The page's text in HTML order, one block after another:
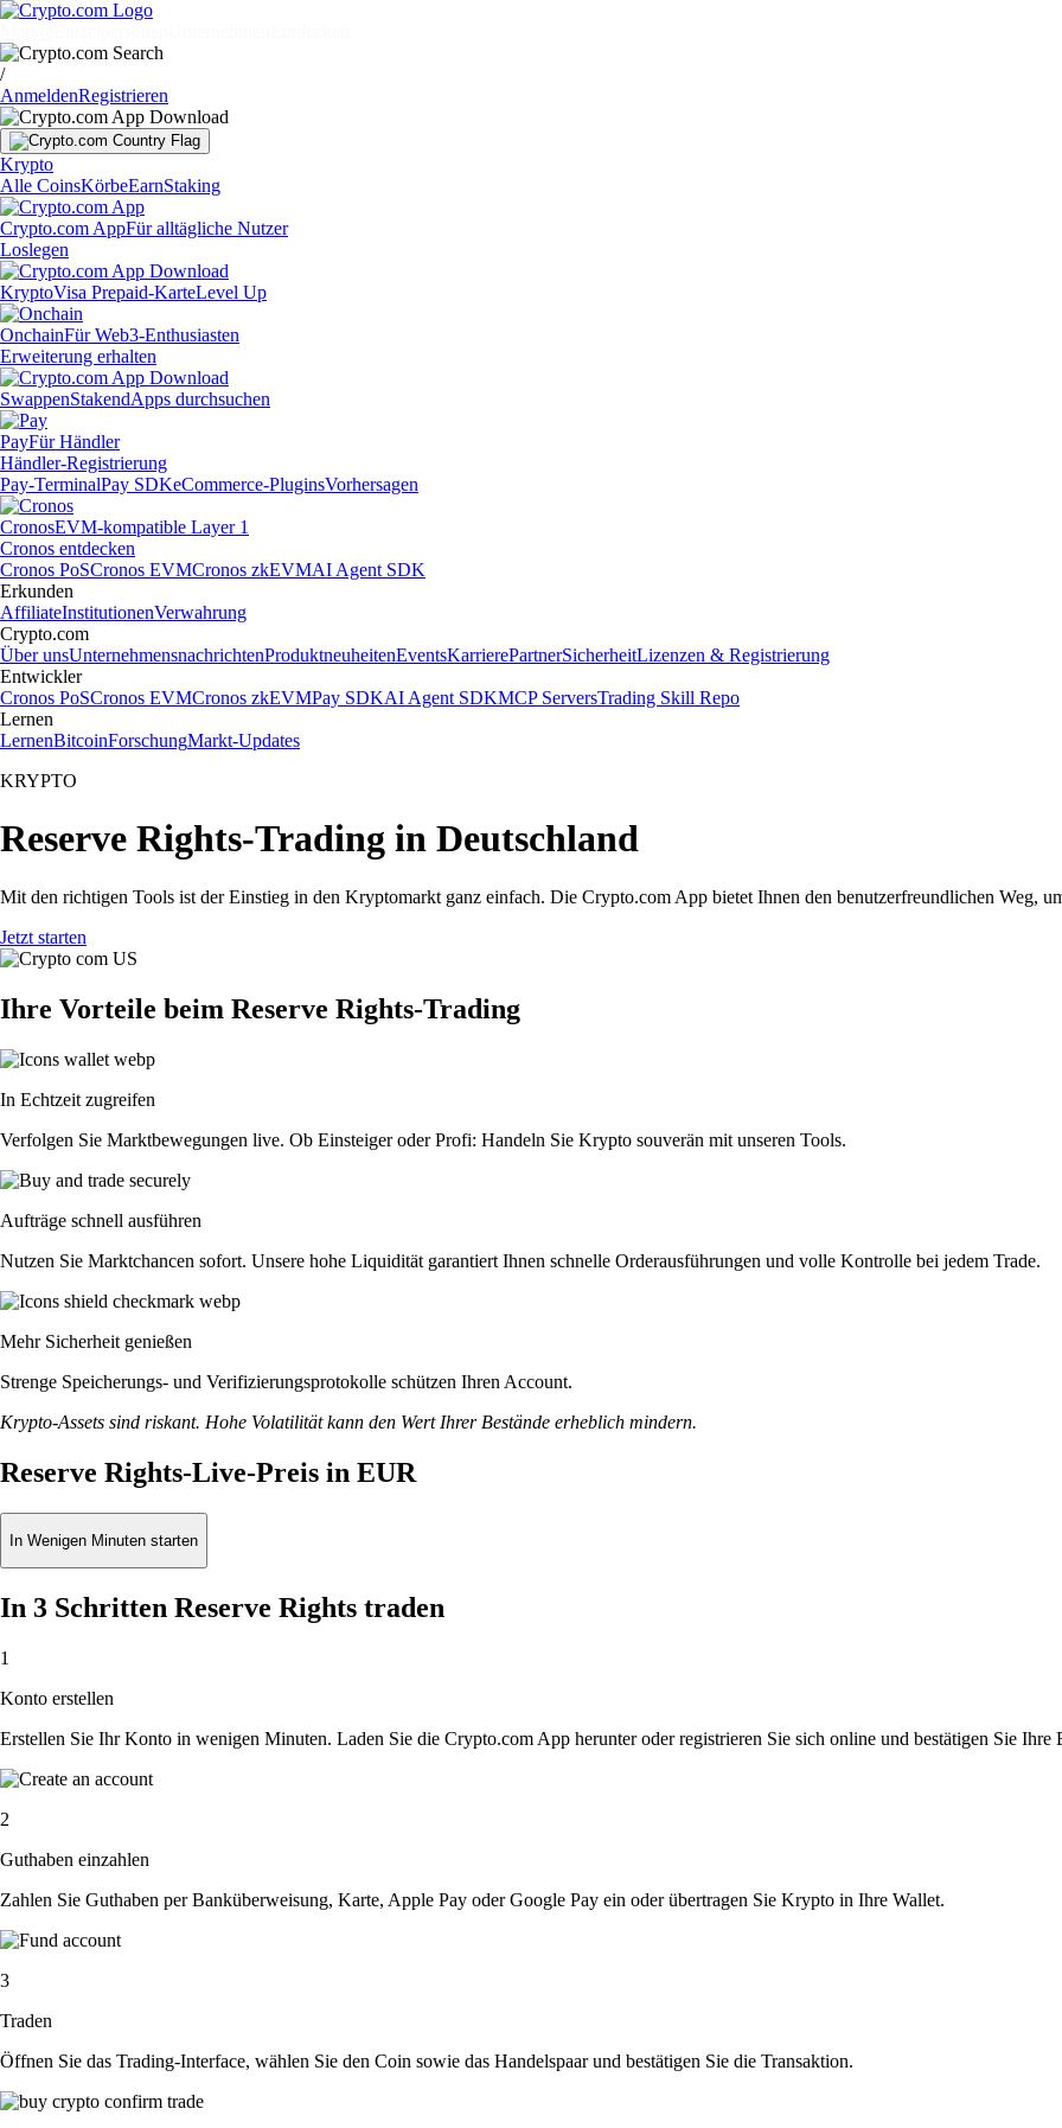
/
AnmeldenRegistrieren
Krypto
Alle CoinsKörbeEarnStaking
Crypto.com AppFür alltägliche Nutzer
Loslegen
KryptoVisa Prepaid-KarteLevel Up
OnchainFür Web3-Enthusiasten
Erweiterung erhalten
SwappenStakendApps durchsuchen
PayFür Händler
Händler-Registrierung
Pay-TerminalPay SDKeCommerce-PluginsVorhersagen
CronosEVM-kompatible Layer 1
Cronos entdecken
Cronos PoSCronos EVMCronos zkEVMAI Agent SDK
Erkunden
AffiliateInstitutionenVerwahrung
Crypto.com
Über unsUnternehmensnachrichtenProduktneuheitenEventsKarrierePartnerSicherheitLizenzen & Registrierung
Entwickler
Cronos PoSCronos EVMCronos zkEVMPay SDKAI Agent SDKMCP ServersTrading Skill Repo
Lernen
LernenBitcoinForschungMarkt-Updates
KRYPTO
Reserve Rights-Trading in Deutschland
Mit den richtigen Tools ist der Einstieg in den Kryptomarkt ganz einfach. Die Crypto.com App bietet Ihnen den benutzerfreundlichen Weg,
Jetzt starten
Ihre Vorteile beim Reserve Rights-Trading
In Echtzeit zugreifen
Verfolgen Sie Marktbewegungen live. Ob Einsteiger oder Profi: Handeln Sie Krypto souverän mit unseren Tools.
Aufträge schnell ausführen
Nutzen Sie Marktchancen sofort. Unsere hohe Liquidität garantiert Ihnen schnelle Orderausführungen und volle Kontrolle bei jedem Trade.
Mehr Sicherheit genießen
Strenge Speicherungs- und Verifizierungsprotokolle schützen Ihren Account.
Krypto-Assets sind riskant. Hohe Volatilität kann den Wert Ihrer Bestände erheblich mindern.
Reserve Rights-Live-Preis in EUR
In Wenigen Minuten starten
In 3 Schritten Reserve Rights traden
1
Konto erstellen
Erstellen Sie Ihr Konto in wenigen Minuten. Laden Sie die Crypto.com App herunter oder registrieren Sie sich online und bestätigen Sie Ihre
2
Guthaben einzahlen
Zahlen Sie Guthaben per Banküberweisung, Karte, Apple Pay oder Google Pay ein oder übertragen Sie Krypto in Ihre Wallet.
3
Traden
Öffnen Sie das Trading-Interface, wählen Sie den Coin sowie das Handelspaar und bestätigen Sie die Transaktion.